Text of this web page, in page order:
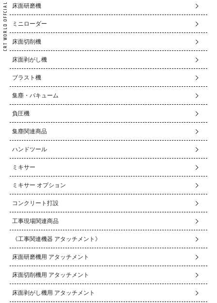
床面研磨機
ミニローダー
床面切削機
床面剥がし機
ブラスト機
集塵・バキューム
負圧機
集塵関連商品
ハンドツール
ミキサー
ミキサー オプション
コンクリート打設
工事現場関連商品
《工事関連機器 アタッチメント》
床面研磨機用 アタッチメント
床面切削機用 アタッチメント
床面剥がし機用 アタッチメント